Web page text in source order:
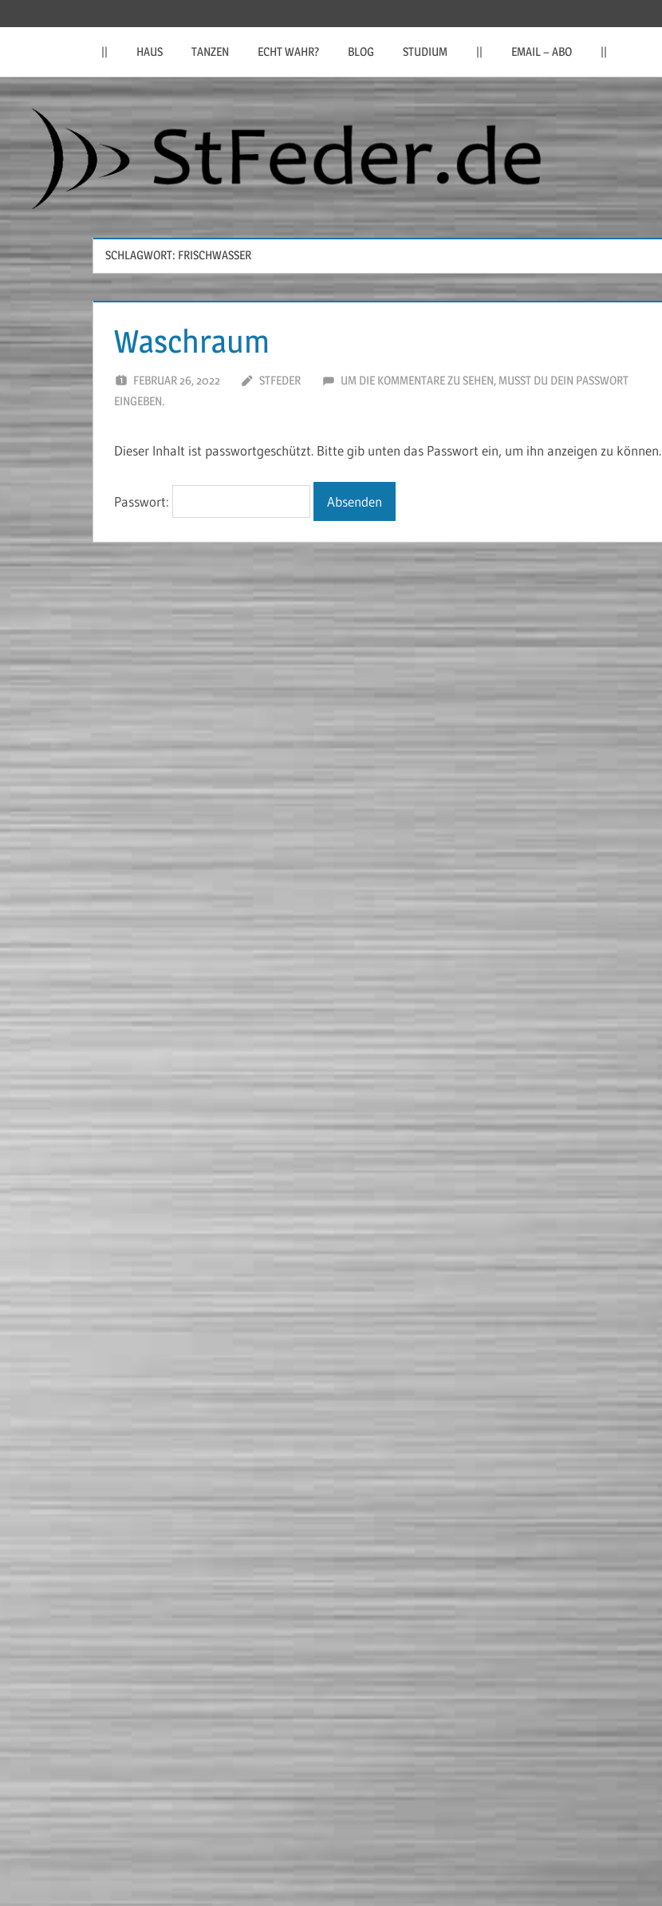
StFeder.de
|| HAUS TANZEN ECHT WAHR? BLOG STUDIUM || EMAIL – ABO ||
SCHLAGWORT: FRISCHWASSER
Waschraum
FEBRUAR 26, 2022 STFEDER
UM DIE KOMMENTARE ZU SEHEN, MUSST DU DEIN PASSWORT
EINGEBEN.
Dieser Inhalt ist passwortgeschützt. Bitte gib unten das Passwort ein, um ihn anzeigen zu können.
Passwort: